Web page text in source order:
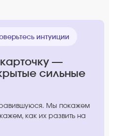
интуиции
—
сильные
Мы покажем
как их развить на